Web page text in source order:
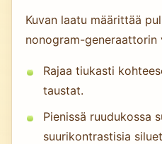
Kuvan laatu määrittää
nonogram-
Rajaa tiukasti
taustat.
Pienissä ruudukossa
suurikontrastisia